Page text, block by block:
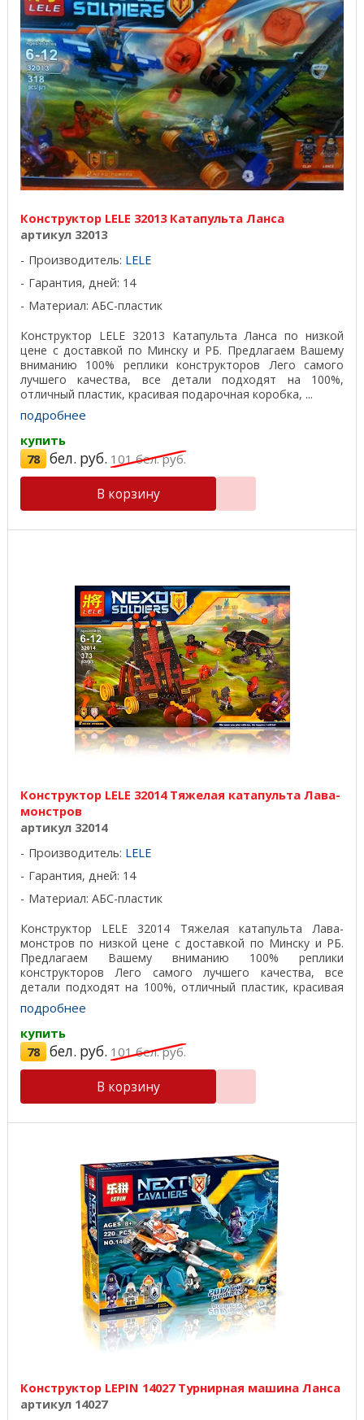
Конструктор LELE 32013 Катапульта Ланса
артикул 32013
Производитель: LELE
Гарантия, дней: 14
Материал: АБС-пластик
Конструктор LELE 32013 Катапульта Ланса по низкой
цене с доставкой по Минску и РБ. Предлагаем Вашему
вниманию 100% реплики конструкторов Лего самого
лучшего качества, все детали подходят на 100%,
отличный пластик, красивая подарочная коробка, ...
подробнее
купить
78 бел. руб. 101бел. руб.
В корзину
Конструктор LELE 32014 Тяжелая катапульта Лава-
монстров
артикул 32014
Производитель: LELE
Гарантия, дней: 14
Материал: АБС-пластик
Конструктор LELE 32014 Тяжелая катапульта Лава-
монстров по низкой цене с доставкой по Минску и РБ.
Предлагаем Вашему вниманию 100% реплики
конструкторов Лего самого лучшего качества, все
детали подходят на 100%, отличный пластик, красивая
подарочная ...
подробнее
купить
78 бел. руб. 101бел. руб.
В корзину
Конструктор LEPIN 14027 Турнирная машина Ланса
артикул 14027